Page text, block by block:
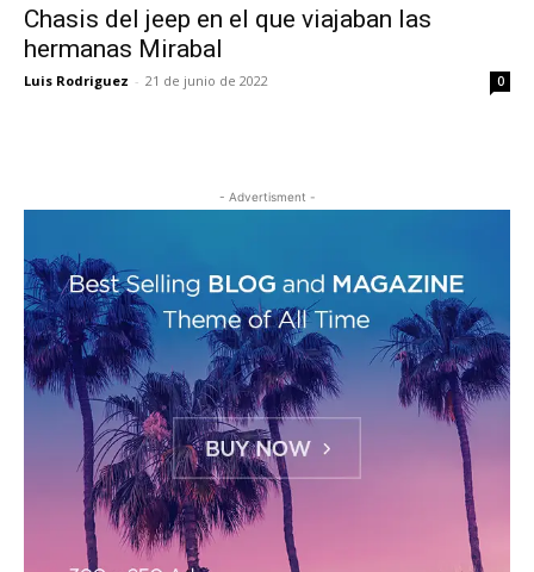
Chasis del jeep en el que viajaban las
hermanas Mirabal
Luis Rodriguez - 21 de junio de 2022 0
- Advertisment -